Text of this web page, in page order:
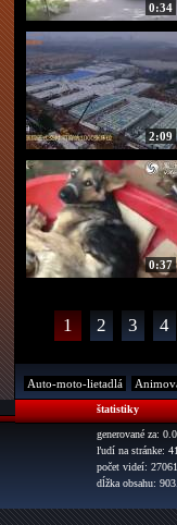
0:34
2:09
0:37
1 2 3 4
Auto-moto-lietadlá
štatistiky
generované za:
ľudí na stránke:
počet videí:
dĺžka obsahu: